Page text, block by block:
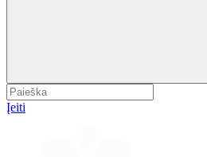
Įeiti